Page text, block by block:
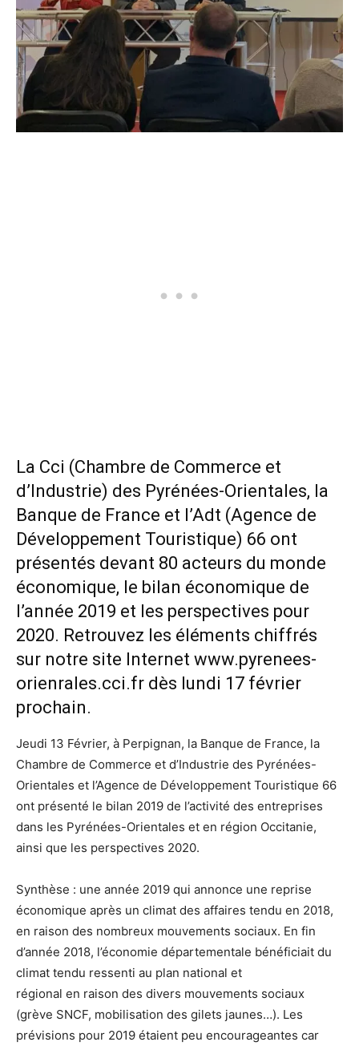
La Cci (Chambre de Commerce et
d’Industrie) des Pyrénées-Orientales, la
Banque de France et l’Adt (Agence de
Développement Touristique) 66 ont
présentés devant 80 acteurs du monde
économique, le bilan économique de
l’année 2019 et les perspectives pour
2020. Retrouvez les éléments chiffrés
sur notre site Internet www.pyrenees-
orienrales.cci.fr dès lundi 17 février
prochain.
Jeudi 13 Février, à Perpignan, la Banque de France, la
Chambre de Commerce et d’Industrie des Pyrénées-
Orientales et l’Agence de Développement Touristique 66
ont présenté le bilan 2019 de l’activité des entreprises
dans les Pyrénées-Orientales et en région Occitanie,
ainsi que les perspectives 2020.
Synthèse : une année 2019 qui annonce une reprise
économique après un climat des affaires tendu en 2018,
en raison des nombreux mouvements sociaux. En fin
d’année 2018, l’économie départementale bénéficiait du
climat tendu ressenti au plan national et
régional en raison des divers mouvements sociaux
(grève SNCF, mobilisation des gilets jaunes…). Les
prévisions pour 2019 étaient peu encourageantes car